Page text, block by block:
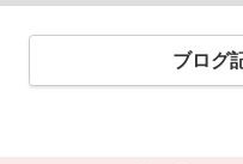
ブログ